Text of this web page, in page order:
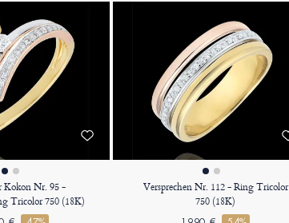
Kokon Nr. 95 -
Tricolor 750 (18K)
Versprechen Nr. 112 - Ring Tricolor
750 (18K)